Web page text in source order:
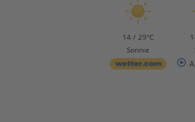
14 / 29°C
Sonnig